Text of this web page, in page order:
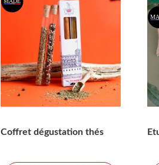
Coffret dégustation thés